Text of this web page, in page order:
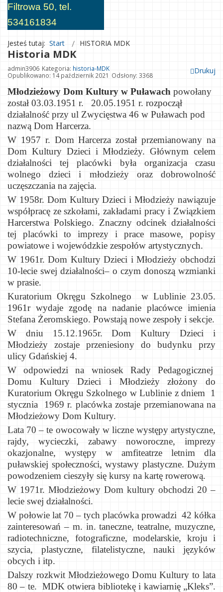
Filtrowa 50, tel.
534161834
Jesteś tutaj: Start HISTORIA MDK
Historia MDK
Drukuj
admin3906 Kategoria: historia-MDK
Opublikowano: 14 październik 2021 Odsłony: 3368
Młodzieżowy Dom Kultury w Puławach powołany
został 03.03.1951 r.
20.05.1951 r. rozpoczął
działalność przy ul Zwycięstwa 46 w Puławach pod
nazwą Dom Harcerza.
W 1957 r. Dom Harcerza został przemianowany na
Dom Kultury Dzieci i Młodzieży. Głównym celem
działalności tej placówki była organizacja czasu
wolnego dzieci i młodzieży oraz dobrowolność
uczęszczania na zajęcia.
W 1958r. Dom Kultury Dzieci i Młodzieży nawiązuje
współpracę ze szkołami, zakładami pracy i Związkiem
Harcerstwa Polskiego. Znaczny odcinek działalności
tej placówki to imprezy i prace masowe, popisy
powiatowe i wojewódzkie zespołów artystycznych.
W 1961r. Dom Kultury Dzieci i Młodzieży obchodzi
10-lecie swej działalności– o czym donoszą wzmianki
w prasie.
Kuratorium Okręgu Szkolnego
w Lublinie 23.05.
1961r wydaje zgodę na nadanie placówce imienia
Stefana Żeromskiego. Powstają nowe zespoły i sekcje.
W dniu 15.12.1965r. Dom Kultury Dzieci i
Młodzieży zostaje przeniesiony do budynku przy
ulicy Gdańskiej 4.
W odpowiedzi na wniosek Rady Pedagogicznej
Domu Kultury Dzieci i Młodzieży złożony do
Kuratorium Okręgu Szkolnego w Lublinie z dniem
1
stycznia
1969 r. placówka zostaje przemianowana na
Młodzieżowy Dom Kultury.
Lata 70 – te owocowały w liczne występy artystyczne,
rajdy, wycieczki, zabawy noworoczne, imprezy
okazjonalne, występy w amfiteatrze letnim dla
puławskiej społeczności, wystawy plastyczne. Dużym
powodzeniem cieszyły się kursy na kartę rowerową.
W 1971r. Młodzieżowy Dom kultury obchodzi 20 –
lecie swej działalności.
W połowie lat 70 – tych placówka prowadzi 42 kółka
zainteresowań – m. in. taneczne, teatralne, muzyczne,
radiotechniczne, fotograficzne, modelarskie, kroju i
szycia, plastyczne, filatelistyczne, nauki języków
obcych i itp.
Dalszy rozkwit Młodzieżowego Domu Kultury to lata
80 – te. MDK otwiera bibliotekę i kawiarnię „Kleks”.